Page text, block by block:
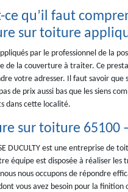
ce qu’il faut
sur toiture
par le professionnel de la
de la couverture à traiter. Ce
votre adresser. Il faut savoir que
de prix aussi bas que les siens
dans cette localité.
sur toiture
DUCULTY est une entreprise de
équipe est disposée à réaliser
nous occupons de répondre
vous avez besoin pour la